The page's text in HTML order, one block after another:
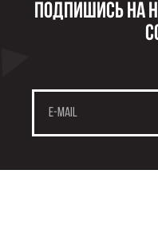
Подпишись на